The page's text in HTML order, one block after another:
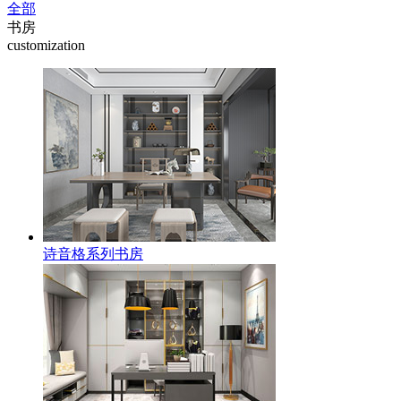
全部
书房
customization
诗音格系列书房